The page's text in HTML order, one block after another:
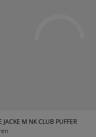
JACKE M NK CLUB PUFFER